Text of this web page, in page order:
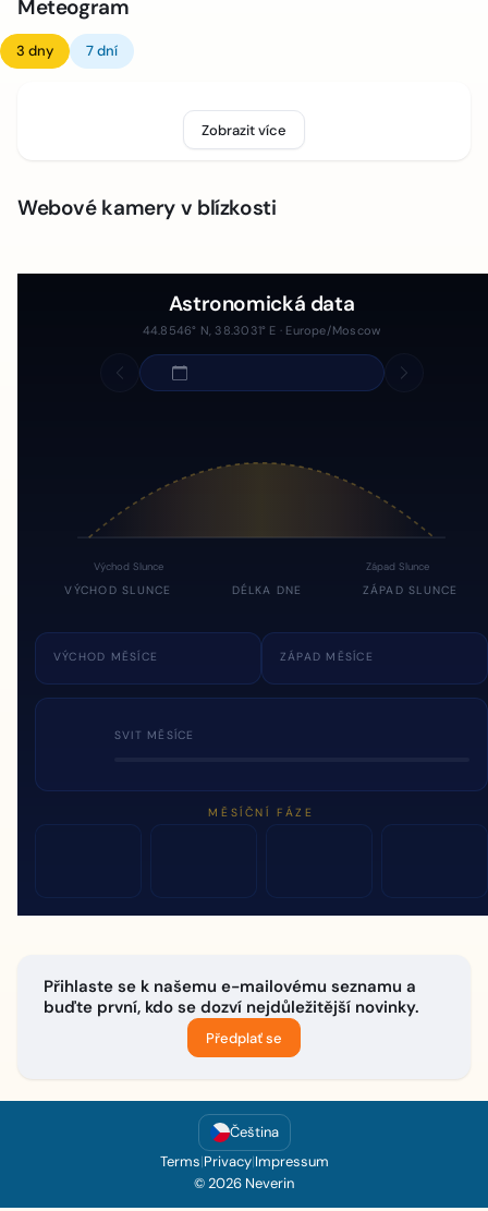
Meteogram
3 dny 7 dní
Zobrazit více
Webové kamery v blízkosti
Astronomická data
44.8546° N, 38.3031° E · Europe/Moscow
Východ Slunce Západ Slunce
VÝCHOD SLUNCE DÉLKA DNE ZÁPAD SLUNCE
VÝCHOD MĚSÍCE ZÁPAD MĚSÍCE
SVIT MĚSÍCE
MĚSÍČNÍ FÁZE
Přihlaste se k našemu e-mailovému seznamu a
buďte první, kdo se dozví nejdůležitější novinky.
Předplať se
Čeština
Terms|Privacy|Impressum
© 2026 Neverin